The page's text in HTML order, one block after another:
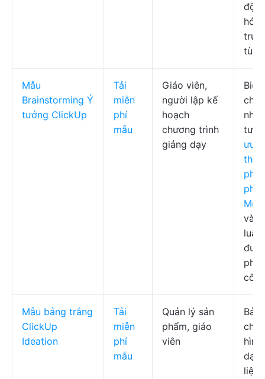
hóa
tùy
Mẫu
Brainstorming Ý
tưởng ClickUp
Tải
miễn
phí
mẫu
Giáo viên,
người lập kế
hoạch
chương trình
giảng dạy
cho
ưu
theo
và
luận
phân
Mẫu bảng trắng
ClickUp
Ideation
Tải
miễn
phí
mẫu
Quản lý sản
phẩm, giáo
viên
hình
liệu